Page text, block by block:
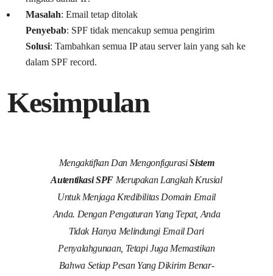
Masalah: Email tetap ditolak
Penyebab: SPF tidak mencakup semua pengirim
Solusi: Tambahkan semua IP atau server lain yang sah ke
dalam SPF record.
Kesimpulan
Mengaktifkan Dan MengonfigurasiSistem
Autentikasi SPFMerupakan Langkah Krusial
Untuk Menjaga Kredibilitas Domain Email
Anda. Dengan Pengaturan Yang Tepat, Anda
Tidak Hanya Melindungi Email Dari
Penyalahgunaan, Tetapi Juga Memastikan
Bahwa Setiap Pesan Yang Dikirim Benar-